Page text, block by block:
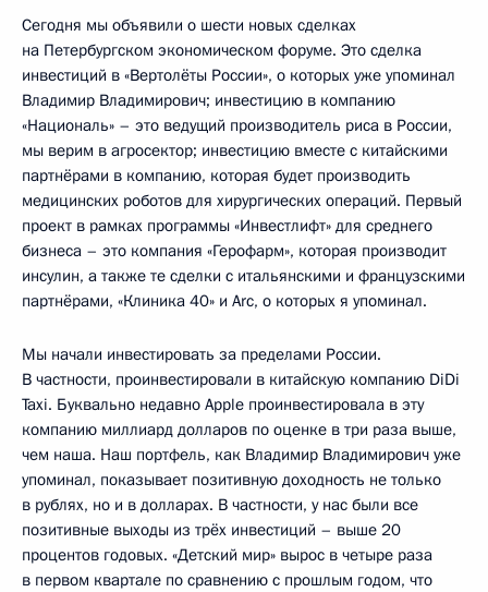
Сегодня мы объявили о шести новых сделках
на Петербургском экономическом форуме. Это сделка
инвестиций в «Вертолёты России», о которых уже упоминал
Владимир Владимирович; инвестицию в компанию
«Националь» – это ведущий производитель риса в России,
мы верим в агросектор; инвестицию вместе с китайскими
партнёрами в компанию, которая будет производить
медицинских роботов для хирургических операций. Первый
проект в рамках программы «Инвестлифт» для среднего
бизнеса – это компания «Герофарм», которая производит
инсулин, а также те сделки с итальянскими и французскими
партнёрами, «Клиника 40» и Arc, о которых я упоминал.
Мы начали инвестировать за пределами России.
В частности, проинвестировали в китайскую компанию DiDi
Taxi. Буквально недавно Apple проинвестировала в эту
компанию миллиард долларов по оценке в три раза выше,
чем наша. Наш портфель, как Владимир Владимирович уже
упоминал, показывает позитивную доходность не только
в рублях, но и в долларах. В частности, у нас были все
позитивные выходы из трёх инвестиций – выше 20
процентов годовых. «Детский мир» вырос в четыре раза
в первом квартале по сравнению с прошлым годом, что